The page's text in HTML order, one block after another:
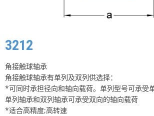
3212
角接触球轴承
角接触球轴承有单列及双列供选择：
*可同时承担径向和轴向载荷。单列型号可承受
单列轴承和双列轴承可承受双向的轴向载荷
*适合高精度;高转速